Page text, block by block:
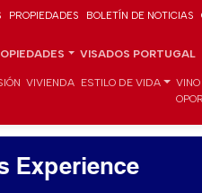
PROPIEDADES BOLETÍN DE NOTICIAS
VISADOS PORTUGAL
VIVIENDA ESTILO DE VIDA
Experience